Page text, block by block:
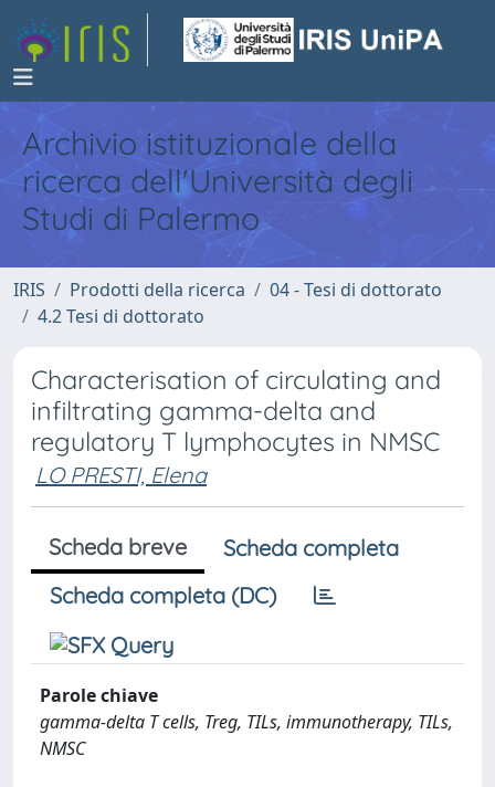
Archivio istituzionale della
ricerca dell'Università degli
Studi di Palermo
IRIS Prodotti della ricerca
04 - Tesi di dottorato
4.2 Tesi di dottorato
Characterisation of circulating and
infiltrating gamma-delta and
regulatory T lymphocytes in NMSC
LO PRESTI, Elena
Scheda breve
Scheda completa
Scheda completa (DC)
Parole chiave
gamma-delta T cells, Treg, TILs, immunotherapy, TILs,
NMSC